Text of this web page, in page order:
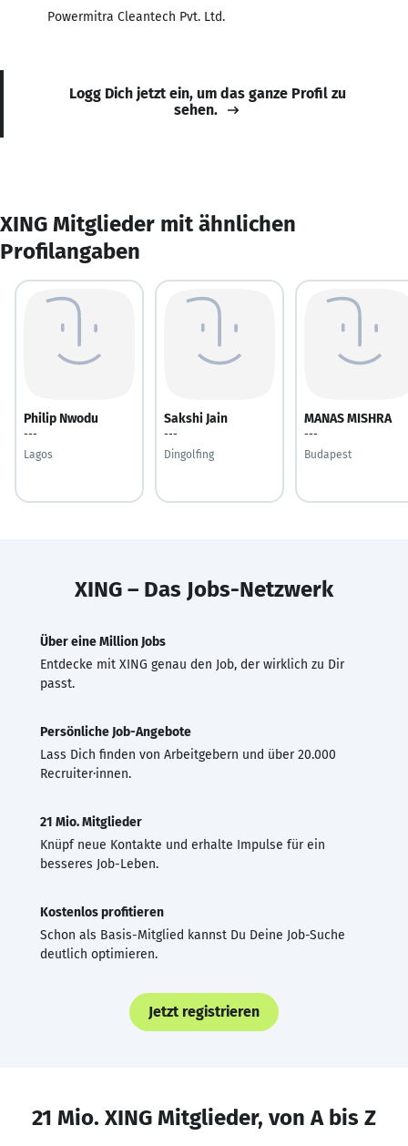
Powermitra Cleantech Pvt. Ltd.
Logg Dich jetzt ein, um das ganze Profil zu
sehen.
XING Mitglieder mit ähnlichen
Profilangaben
Philip Nwodu
---
Lagos
Sakshi Jain
---
Dingolfing
MANAS MISHRA
---
Budapest
XING – Das Jobs-Netzwerk
Über eine Million Jobs
Entdecke mit XING genau den Job, der wirklich zu Dir
passt.
Persönliche Job-Angebote
Lass Dich finden von Arbeitgebern und über 20.000
Recruiter·innen.
21 Mio. Mitglieder
Knüpf neue Kontakte und erhalte Impulse für ein
besseres Job-Leben.
Kostenlos profitieren
Schon als Basis-Mitglied kannst Du Deine Job-Suche
deutlich optimieren.
Jetzt registrieren
21 Mio. XING Mitglieder, von A bis Z